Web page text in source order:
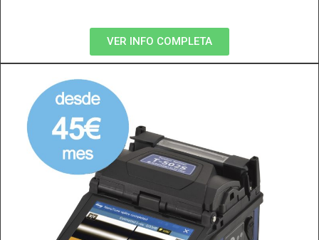
VER INFO COMPLETA